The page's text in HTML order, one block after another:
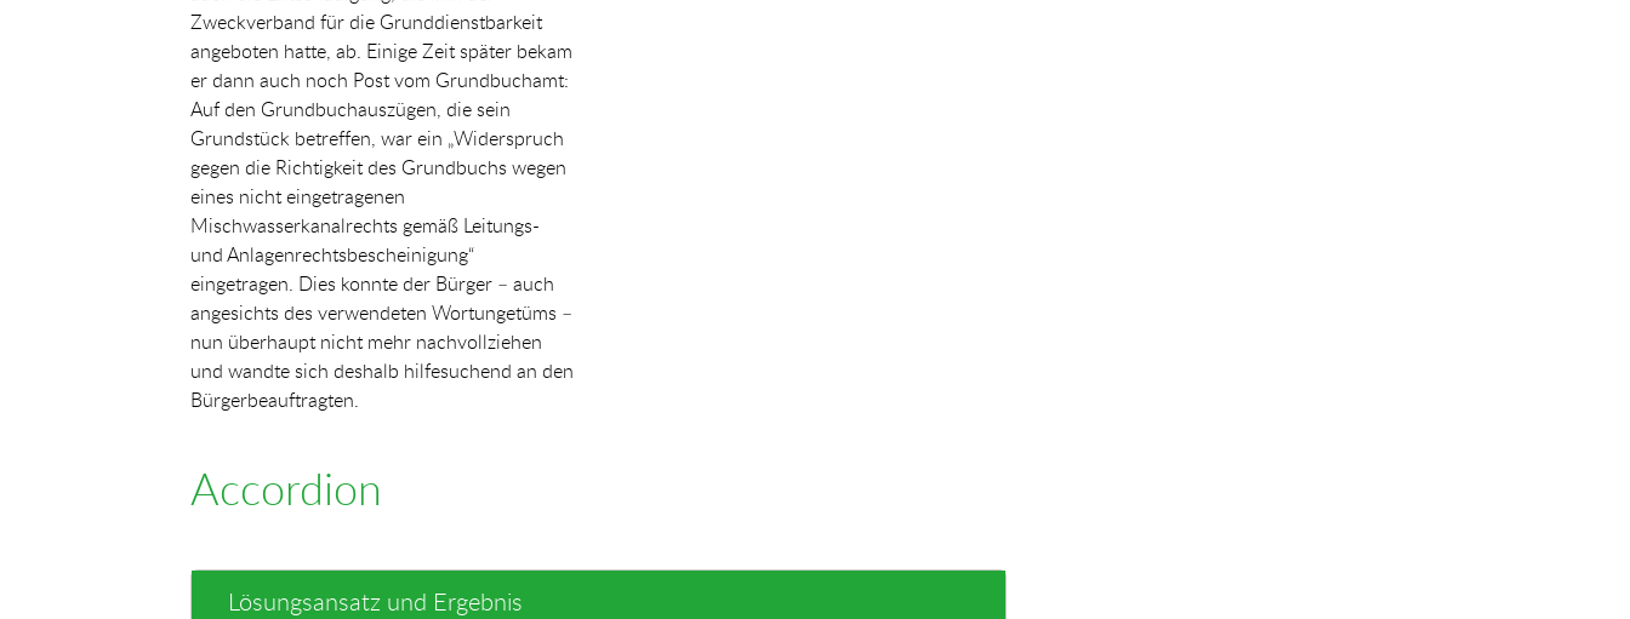
Zweckverband für die Grunddienstbarkeit
angeboten hatte, ab. Einige Zeit später bekam
er dann auch noch Post vom Grundbuchamt:
Auf den Grundbuchauszügen, die sein
Grundstück betreffen, war ein „Widerspruch
gegen die Richtigkeit des Grundbuchs wegen
eines nicht eingetragenen
Mischwasserkanalrechts gemäß Leitungs-
und Anlagenrechtsbescheinigung“
eingetragen. Dies konnte der Bürger – auch
angesichts des verwendeten Wortungetüms –
nun überhaupt nicht mehr nachvollziehen
und wandte sich deshalb hilfesuchend an den
Bürgerbeauftragten.
Accordion
Lösungsansatz und Ergebnis